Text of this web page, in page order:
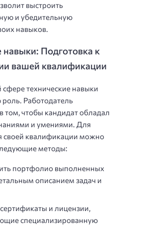
выстроить
и убедительную
навыков.
навыки: Подготовка к
вашей квалификации
сфере технические навыки
Работодатель
том, чтобы кандидат обладал
и умениями. Для
своей квалификации можно
методы:
портфолио выполненных
описанием задач и
и лицензии,
специализированную